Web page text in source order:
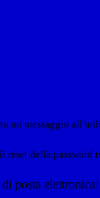
un messaggio
reset della password
posta elettronica!